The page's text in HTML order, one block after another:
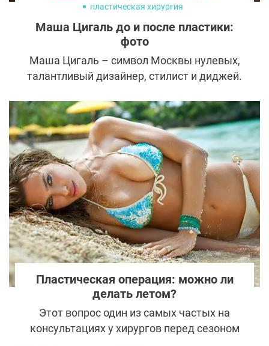
пластическая хирургия
Маша Цигаль до и после пластики:
фото
Маша Цигаль – символ Москвы нулевых,
талантливый дизайнер, стилист и диджей.
популярного и титулованного дизайнера
молодежной одежды в России. Кроме
яркого таланта Цигаль обладает и
интересной внешностью, которую не
забывает «подправлять» в кабинете
пластического хирурга.
Пластическая операция: можно ли
делать летом?
Этот вопрос один из самых частых на
консультациях у хирургов перед сезоном